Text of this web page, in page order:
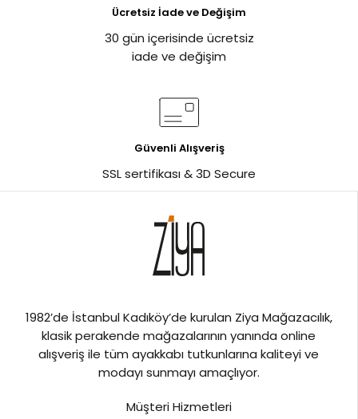
Ücretsiz İade ve Değişim
30 gün içerisinde ücretsiz
iade ve değişim
Güvenli Alışveriş
SSL sertifikası & 3D Secure
1982’de İstanbul Kadıköy’de kurulan Ziya Mağazacılık,
klasik perakende mağazalarının yanında online
alışveriş ile tüm ayakkabı tutkunlarına kaliteyi ve
modayı sunmayı amaçlıyor.
Müşteri Hizmetleri